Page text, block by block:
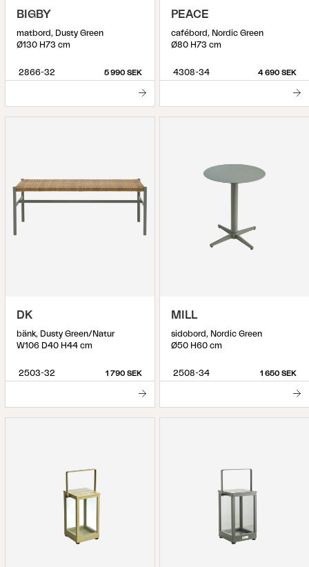
BIGBY
matbord, Dusty Green
Ø130 H73 cm
2866-32 5 990 SEK
PEACE
cafébord, Nordic Green
Ø80 H73 cm
4308-34 4 690 SEK
DK
bänk, Dusty Green/Natur
W106 D40 H44 cm
2503-32 1 790 SEK
MILL
sidobord, Nordic Green
Ø50 H60 cm
2508-34 1 650 SEK